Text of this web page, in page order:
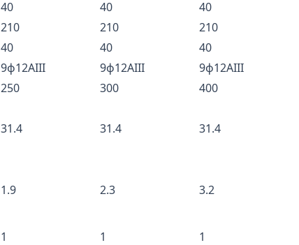
40 40
40
210 210
210
40 40
40
9ф12AIII 9ф12AIII
9ф12AIII
250 300
400
31.4 31.4 31.4
1.9 2.3 3.2
1 1
1